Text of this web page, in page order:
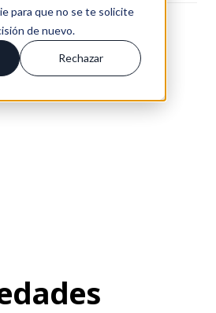
para que no se te solicite
de nuevo.
Rechazar